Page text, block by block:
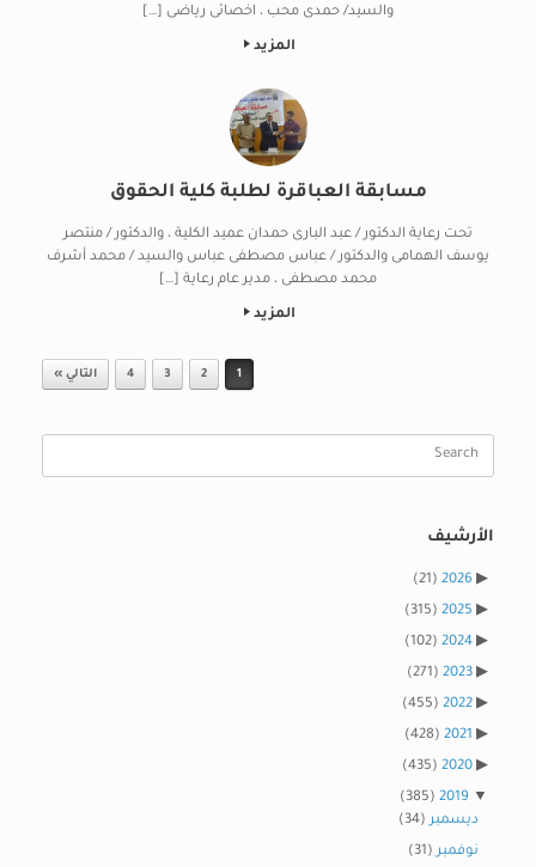
والسيد/ حمدى محب ، اخصائى رياضى […]
المزيد
مسابقة العباقرة لطلبة كلية الحقوق
تحت رعاية الدكتور / عبد البارى حمدان عميد الكلية ، والدكتور / منتصر
يوسف الهمامى والدكتور / عباس مصطفى عباس والسيد / محمد أشرف
محمد مصطفى ، مدير عام رعاية […]
المزيد
1
2
3
4 التالي »
Search
الأرشيف
2026
(21)
2025
(315)
2024
(102)
2023
(271)
2022
(455)
2021
(428)
2020
(435)
2019
(385)
ديسمبر(34)
نوفمبر(31)